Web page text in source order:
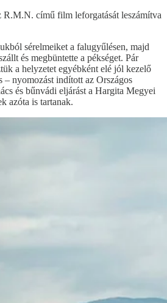
című film leforgatását leszámítva
sérelmeiket a falugyűlésen, majd
és megbüntette a pékséget. Pár
a helyzetet egyébként elé jól kezelő
– nyomozást indított az Országos
és bűnvádi eljárást a Hargita Megyei
azóta is tartanak.